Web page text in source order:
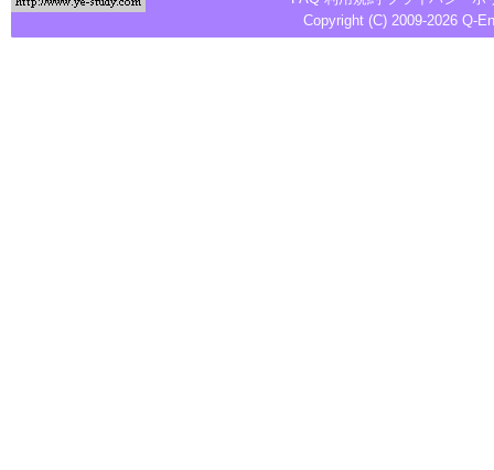
Copyright (C) 2009-2026 Q-